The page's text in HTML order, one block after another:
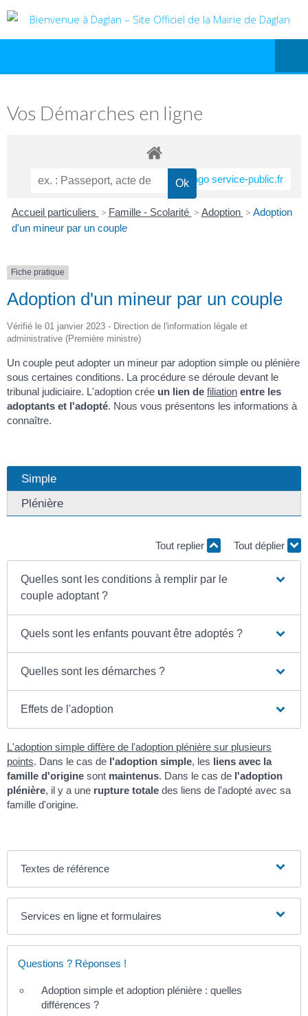
Vos Démarches en ligne
Accueil particuliers > Famille - Scolarité > Adoption > Adoption
d'un mineur par un couple
Fiche pratique
Adoption d'un mineur par un couple
Vérifié le 01 janvier 2023 - Direction de l'information légale et
administrative (Première ministre)
Un couple peut adopter un mineur par adoption simple ou plénière
sous certaines conditions. La procédure se déroule devant le
tribunal judiciaire. L'adoption crée un lien de filiation entre les
adoptants et l'adopté. Nous vous présentons les informations à
connaître.
Simple
Plénière
Tout replier Tout déplier
Quelles sont les conditions à remplir par le
couple adoptant ?
Quels sont les enfants pouvant être adoptés ?
Quelles sont les démarches ?
Effets de l'adoption
L'adoption simple diffère de l'adoption plénière sur plusieurs
points. Dans le cas de l'adoption simple, les liens avec la
famille d'origine sont maintenus. Dans le cas de l'adoption
plénière, il y a une rupture totale des liens de l'adopté avec sa
famille d'origine.
Textes de référence
Services en ligne et formulaires
Questions ? Réponses !
Adoption simple et adoption plénière : quelles
différences ?